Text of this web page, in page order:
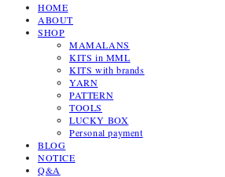
HOME
ABOUT
SHOP
MAMALANS
KITS in MML
KITS with brands
YARN
PATTERN
TOOLS
LUCKY BOX
Personal payment
BLOG
NOTICE
Q&A